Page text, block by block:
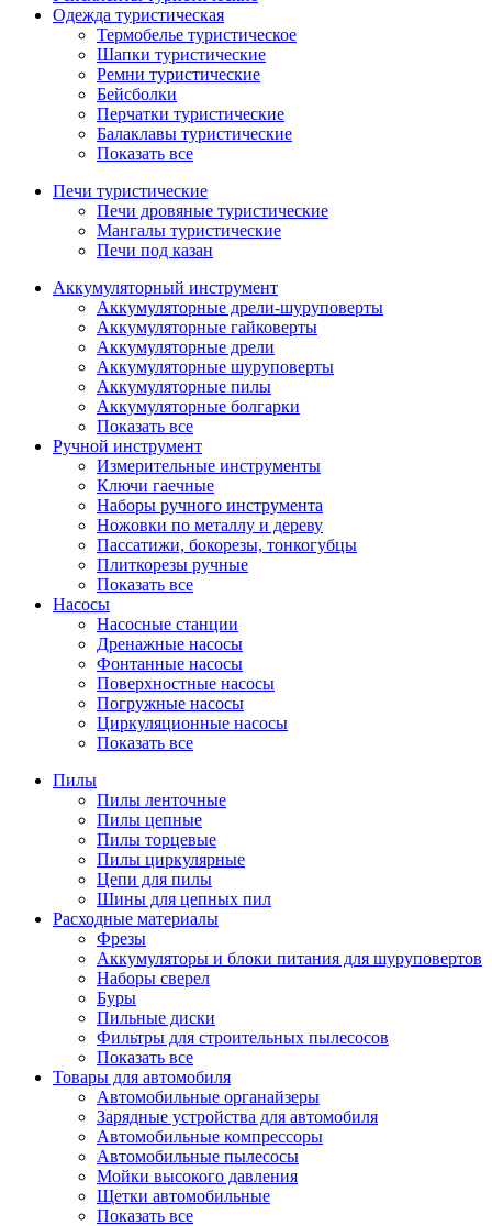
Одежда туристическая
Термобелье туристическое
Шапки туристические
Ремни туристические
Бейсболки
Перчатки туристические
Балаклавы туристические
Показать все
Печи туристические
Печи дровяные туристические
Мангалы туристические
Печи под казан
Аккумуляторный инструмент
Аккумуляторные дрели-шуруповерты
Аккумуляторные гайковерты
Аккумуляторные дрели
Аккумуляторные шуруповерты
Аккумуляторные пилы
Аккумуляторные болгарки
Показать все
Ручной инструмент
Измерительные инструменты
Ключи гаечные
Наборы ручного инструмента
Ножовки по металлу и дереву
Пассатижи, бокорезы, тонкогубцы
Плиткорезы ручные
Показать все
Насосы
Насосные станции
Дренажные насосы
Фонтанные насосы
Поверхностные насосы
Погружные насосы
Циркуляционные насосы
Показать все
Пилы
Пилы ленточные
Пилы цепные
Пилы торцевые
Пилы циркулярные
Цепи для пилы
Шины для цепных пил
Расходные материалы
Фрезы
Аккумуляторы и блоки питания для шуруповертов
Наборы сверел
Буры
Пильные диски
Фильтры для строительных пылесосов
Показать все
Товары для автомобиля
Автомобильные органайзеры
Зарядные устройства для автомобиля
Автомобильные компрессоры
Автомобильные пылесосы
Мойки высокого давления
Щетки автомобильные
Показать все